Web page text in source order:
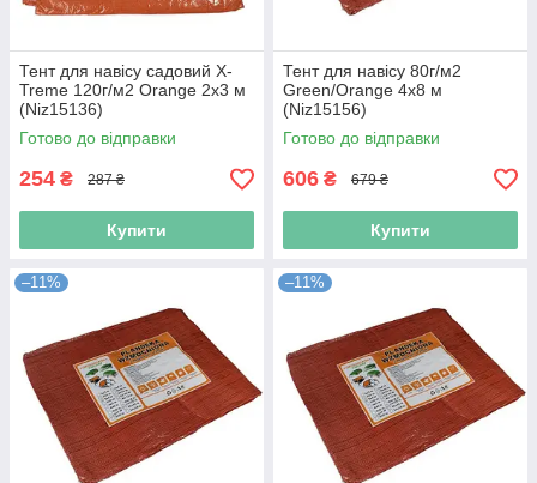
Тент для навісу садовий X-
Treme 120г/м2 Orange 2х3 м
(Niz15136)
Готово до відправки
254 ₴ 287 ₴
Купити
Тент для навісу 80г/м2
Green/Orange 4х8 м
(Niz15156)
Готово до відправки
606 ₴ 679 ₴
Купити
–11% –11%